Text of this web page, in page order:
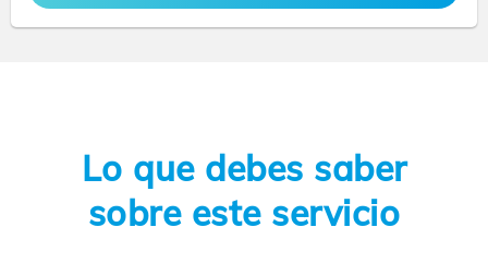
Lo que debes saber
sobre este servicio